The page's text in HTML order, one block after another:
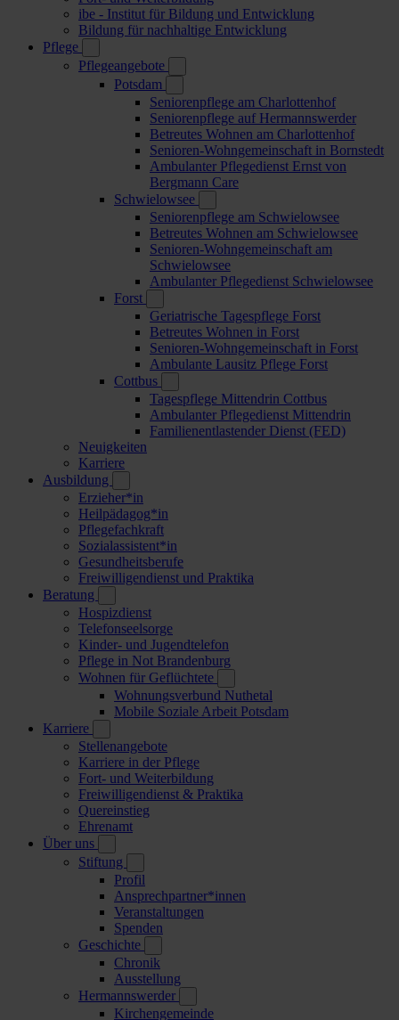
ibe - Institut für Bildung und Entwicklung
Bildung für nachhaltige Entwicklung
Pflege
Pflegeangebote
Potsdam
Seniorenpflege am Charlottenhof
Seniorenpflege auf Hermannswerder
Betreutes Wohnen am Charlottenhof
Senioren-Wohngemeinschaft in Bornstedt
Ambulanter Pflegedienst Ernst von
Bergmann Care
Schwielowsee
Seniorenpflege am Schwielowsee
Betreutes Wohnen am Schwielowsee
Senioren-Wohngemeinschaft am
Schwielowsee
Ambulanter Pflegedienst Schwielowsee
Forst
Geriatrische Tagespflege Forst
Betreutes Wohnen in Forst
Senioren-Wohngemeinschaft in Forst
Ambulante Lausitz Pflege Forst
Cottbus
Tagespflege Mittendrin Cottbus
Ambulanter Pflegedienst Mittendrin
Familienentlastender Dienst (FED)
Neuigkeiten
Karriere
Ausbildung
Erzieher*in
Heilpädagog*in
Pflegefachkraft
Sozialassistent*in
Gesundheitsberufe
Freiwilligendienst und Praktika
Beratung
Hospizdienst
Telefonseelsorge
Kinder- und Jugendtelefon
Pflege in Not Brandenburg
Wohnen für Geflüchtete
Wohnungsverbund Nuthetal
Mobile Soziale Arbeit Potsdam
Karriere
Stellenangebote
Karriere in der Pflege
Fort- und Weiterbildung
Freiwilligendienst & Praktika
Quereinstieg
Ehrenamt
Über uns
Stiftung
Profil
Ansprechpartner*innen
Veranstaltungen
Spenden
Geschichte
Chronik
Ausstellung
Hermannswerder
Kirchengemeinde